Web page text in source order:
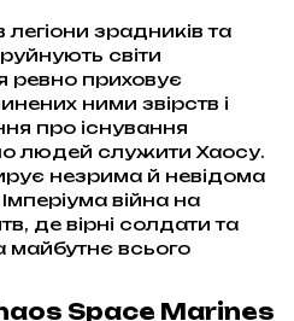
зрадників та
світи
ревно приховує
ними звірств і
про існування
людей служити Хаосу.
незрима й невідома
війна на
де вірні солдати та
майбутнє всього
Space Marines